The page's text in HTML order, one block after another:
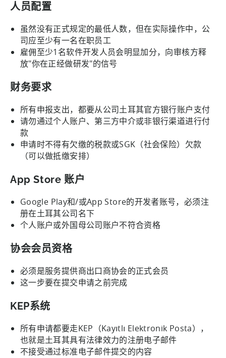
人员配置
虽然没有正式规定的最低人数，但在实际操作中，公
司应至少有一名在职员工
雇佣至少1名软件开发人员会明显加分，向审核方释
放"你在正经做研发"的信号
财务要求
所有申报支出，都要从公司土耳其官方银行账户支付
请勿通过个人账户、第三方中介或非银行渠道进行付
款
申请时不得有欠缴的税款或SGK（社会保险）欠款
（可以做抵缴安排）
App Store 账户
Google Play和/或App Store的开发者账号，必须注
册在土耳其公司名下
个人账户或外国母公司账户不符合资格
协会会员资格
必须是服务提供商出口商协会的正式会员
这一步要在提交申请之前完成
KEP系统
所有申请都要走KEP（Kayıtlı Elektronik Posta），
也就是土耳其具有法律效力的注册电子邮件
不接受通过标准电子邮件提交的内容